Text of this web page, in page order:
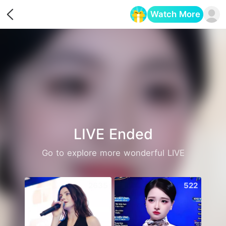
Watch More
LIVE Ended
Go to explore more wonderful LIVE
522